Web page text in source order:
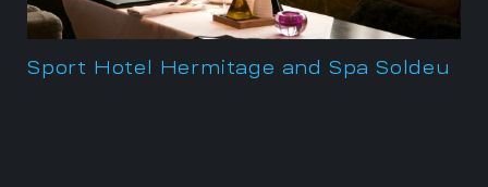
Sport Hotel Hermitage and Spa Soldeu